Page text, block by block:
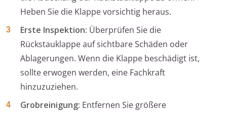
Heben Sie die Klappe vorsichtig heraus.
Erste Inspektion: Überprüfen Sie die
Rückstauklappe auf sichtbare Schäden oder
Ablagerungen. Wenn die Klappe beschädigt ist,
sollte erwogen werden, eine Fachkraft
hinzuzuziehen.
Grobreinigung: Entfernen Sie größere